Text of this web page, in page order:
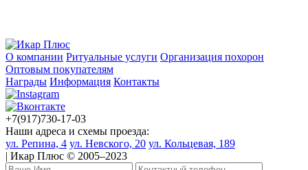
О компании Ритуальные услуги Организация похорон
Оптовым покупателям
Награды Информация Контакты
+7(917)730-17-03
Наши адреса и схемы проезда:
ул. Репина, 4 ул. Невского, 20 ул. Кольцевая, 189
| Икар Плюс © 2005–2023